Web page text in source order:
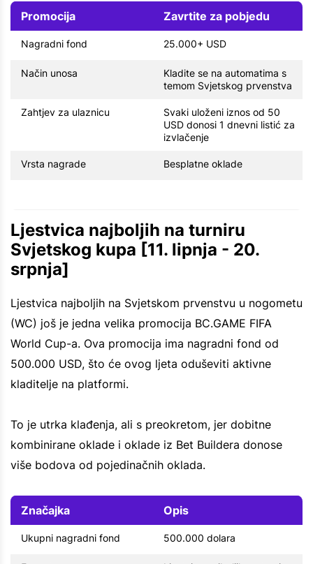
Promocija Zavrtite za pobjedu
Nagradni fond 25.000+ USD
Način unosa
Kladite se na automatima s
temom Svjetskog prvenstva
Zahtjev za ulaznicu
Svaki uloženi iznos od 50
USD donosi 1 dnevni listić za
izvlačenje
Vrsta nagrade Besplatne oklade
Ljestvica najboljih na turniru
Svjetskog kupa [11. lipnja - 20.
srpnja]
Ljestvica najboljih na Svjetskom prvenstvu u nogometu
(WC) još je jedna velika promocija BC.GAME FIFA
World Cup-a. Ova promocija ima nagradni fond od
500.000 USD, što će ovog ljeta oduševiti aktivne
kladitelje na platformi.
To je utrka klađenja, ali s preokretom, jer dobitne
kombinirane oklade i oklade iz Bet Buildera donose
više bodova od pojedinačnih oklada.
Značajka Opis
Ukupni nagradni fond 500.000 dolara